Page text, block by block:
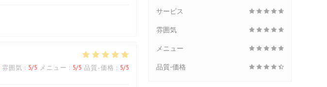
雰囲気 : 5/5 メニュー : 5/5 品質-価格 : 5/5
サービス
雰囲気
メニュー
品質-価格